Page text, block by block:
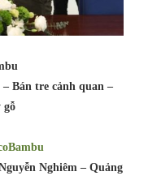
Bán tre cảnh quan –
gỗ
Nghiêm – Quảng